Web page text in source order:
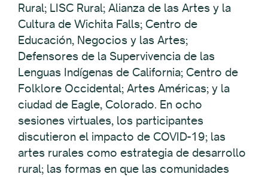
Rural; LISC Rural; Alianza de las Artes y la
Cultura de Wichita Falls; Centro de
Educación, Negocios y las Artes;
Defensores de la Supervivencia de las
Lenguas Indígenas de California; Centro de
Folklore Occidental; Artes Américas; y la
ciudad de Eagle, Colorado. En ocho
sesiones virtuales, los participantes
discutieron el impacto de COVID-19; las
artes rurales como estrategia de desarrollo
rural; las formas en que las comunidades